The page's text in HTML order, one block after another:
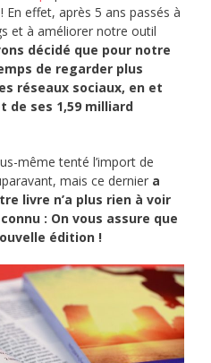
En effet, après 5 ans passés à
et à améliorer notre outil
décidé que pour notre
de regarder plus
réseaux sociaux, en et
de ses 1,59 milliard
même tenté l’import de
mais ce dernier a
livre n’a plus rien à voir
: On vous assure que
édition !